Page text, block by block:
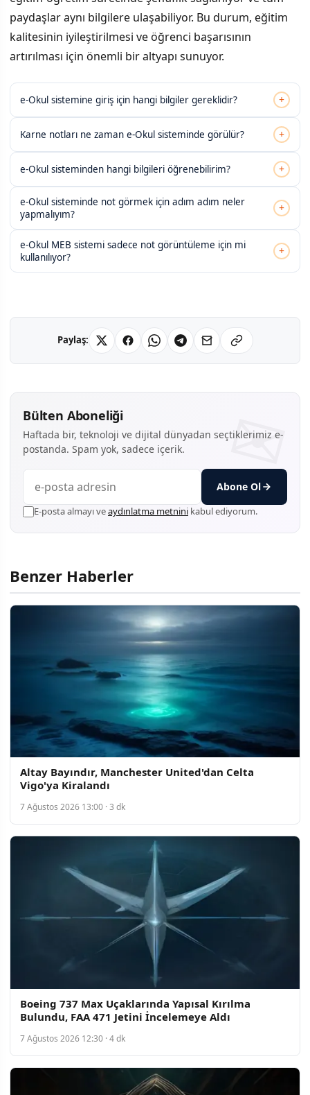
paydaşlar aynı bilgilere ulaşabiliyor. Bu durum, eğitim
kalitesinin iyileştirilmesi ve öğrenci başarısının
artırılması için önemli bir altyapı sunuyor.
e-Okul sistemine giriş için hangi bilgiler gereklidir? +
Karne notları ne zaman e-Okul sisteminde görülür? +
e-Okul sisteminden hangi bilgileri öğrenebilirim? +
e-Okul sisteminde not görmek için adım adım neler
yapmalıyım?
+
e-Okul MEB sistemi sadece not görüntüleme için mi
kullanılıyor?
+
Paylaş:
Bülten Aboneliği
Haftada bir, teknoloji ve dijital dünyadan seçtiklerimiz e-
postanda. Spam yok, sadece içerik.
Abone Ol
E-posta almayı veaydınlatma metnini kabul ediyorum.
Benzer Haberler
Altay Bayındır, Manchester United'dan Celta
Vigo'ya Kiralandı
7 Ağustos 2026 13:00 · 3 dk
Boeing 737 Max Uçaklarında Yapısal Kırılma
Bulundu, FAA 471 Jetini İncelemeye Aldı
7 Ağustos 2026 12:30 · 4 dk